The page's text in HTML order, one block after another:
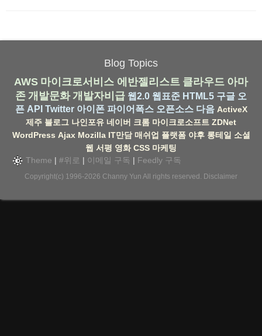
Blog Topics
AWS 마이크로서비스 에반젤리스트 클라우드 아마
존 개발문화 개발자비급 웹2.0 웹표준 HTML5 구글 오
픈 API Twitter 아이폰 파이어폭스 오픈소스 다음 ActiveX
제주 블로그 나인포유 네이버 크롬 마이크로소프트 ZDNet
WordPress Ajax Mozilla IT만담 매쉬업 플랫폼 야후 롱테일 소셜
웹 서평 영화 CSS 마케팅
Theme | #위로 | 이메일 구독 | Feedly 구독
Copyright(c) 1996-2026 Channy Yun All rights reserved. Disclaimer